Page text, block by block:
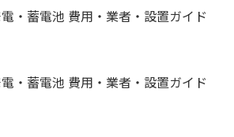
・蓄電池 費用・業者・設置ガイド
・蓄電池 費用・業者・設置ガイド